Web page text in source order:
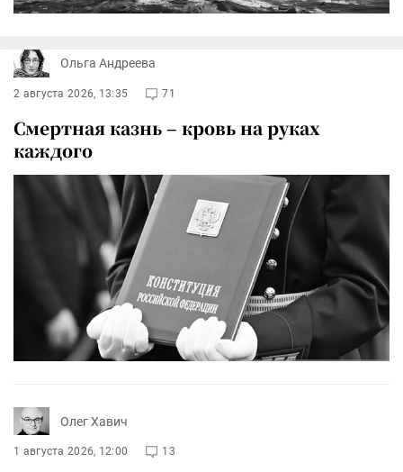
Ольга Андреева
2 августа 2026, 13:35 71
Смертная казнь – кровь на руках
каждого
Олег Хавич
1 августа 2026, 12:00 13